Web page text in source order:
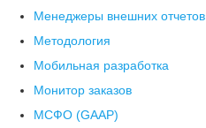
Менеджеры внешних отчетов
Методология
Мобильная разработка
Монитор заказов
МСФО (GAAP)